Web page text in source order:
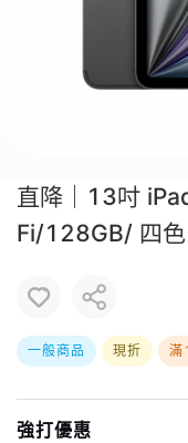
直降｜13吋
Fi/128GB/ 四
一般商品 現折 滿
強打優惠